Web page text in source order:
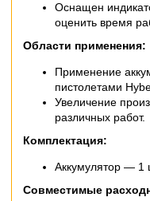
Оснащен
оценить время
Области применения:
Применение
пистолетами
Увеличение
различных работ.
Комплектация:
Аккумулятор — 1
Совместимые